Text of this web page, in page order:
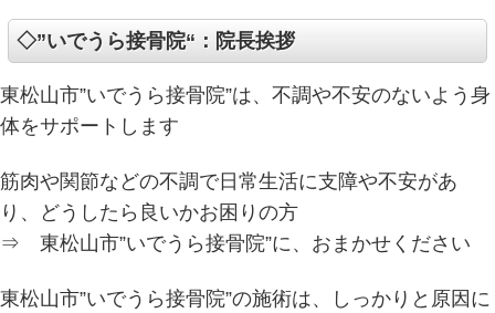
◇”いでうら接骨院“：院長挨拶
東松山市”いでうら接骨院”は、不調や不安のないよう身
体をサポートします
筋肉や関節などの不調で日常生活に支障や不安があ
り、どうしたら良いかお困りの方
⇒ 東松山市”いでうら接骨院”に、おまかせください
東松山市”いでうら接骨院”の施術は、しっかりと原因に